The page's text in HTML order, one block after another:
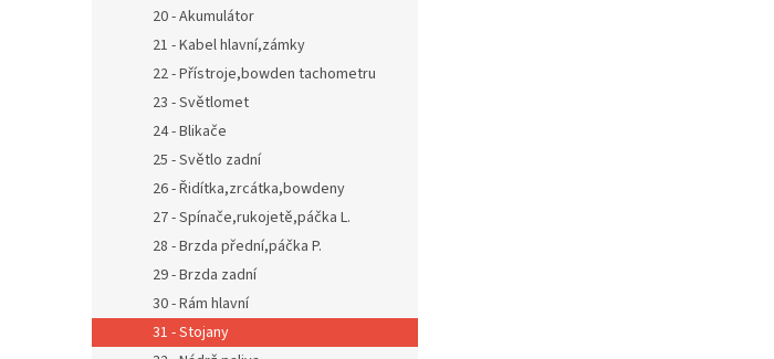
20 - Akumulátor
21 - Kabel hlavní,zámky
22 - Přístroje,bowden tachometru
23 - Světlomet
24 - Blikače
25 - Světlo zadní
26 - Řidítka,zrcátka,bowdeny
27 - Spínače,rukojetě,páčka L.
28 - Brzda přední,páčka P.
29 - Brzda zadní
30 - Rám hlavní
31 - Stojany